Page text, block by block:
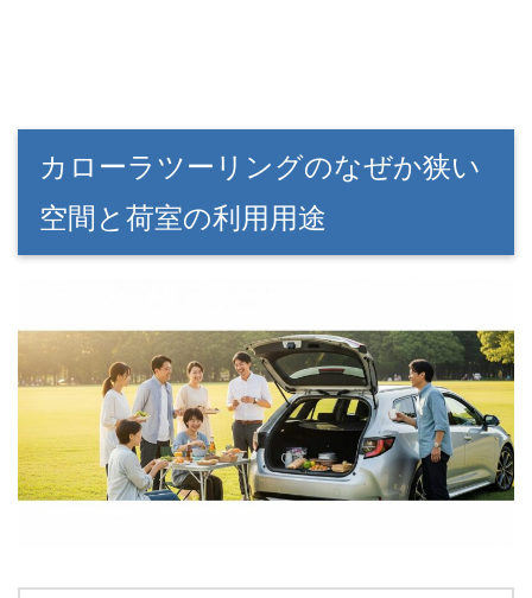
カローラツーリングのなぜか狭い
空間と荷室の利用用途